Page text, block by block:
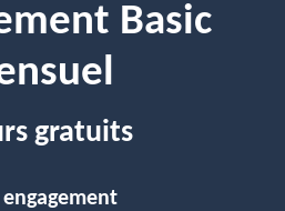
Basic
gratuits
engagement